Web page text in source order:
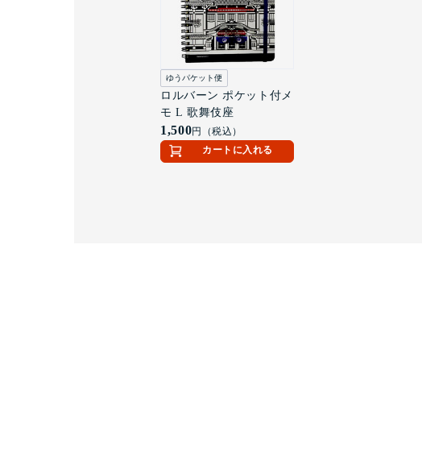
ゆうパケット便
ロルバーン ポケット付メ
モ L 歌舞伎座
1,500円（税込）
カートに入れる